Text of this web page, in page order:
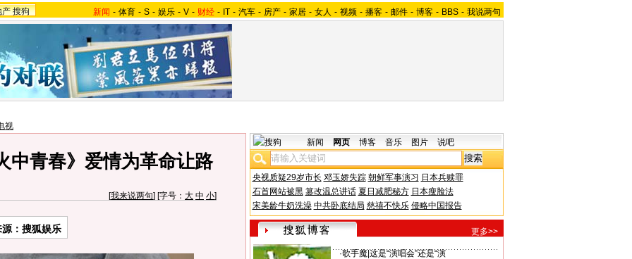
产 搜狗 新闻 - 体育 - S - 娱乐 - V - 财经 - IT - 汽车 - 房产 - 家居 - 女人 - 视频 - 播客 - 邮件 - 博客 - BBS - 我说两句
视
中青春》爱情为革命让路
[我来说两句] [字号： 大 中 小]
源：搜狐娱乐
新闻 网页 博客 音乐 图片 说吧
央视质疑29岁市长 邓玉娇失踪 朝鲜军事演习 日本兵赎罪
石首网站被黑 篡改温总讲话 夏日减肥秘方 日本瘦脸法
宋美龄牛奶洗澡 中共卧底结局 慈禧不快乐 侵略中国报告
更多>>
·歌手魔| 这是“演唱会”还是“演